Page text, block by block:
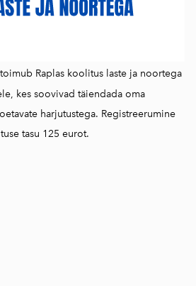
Raplas koolitus laste ja noortega
kes soovivad täiendada oma
harjutustega. Registreerumine
tasu 125 eurot.